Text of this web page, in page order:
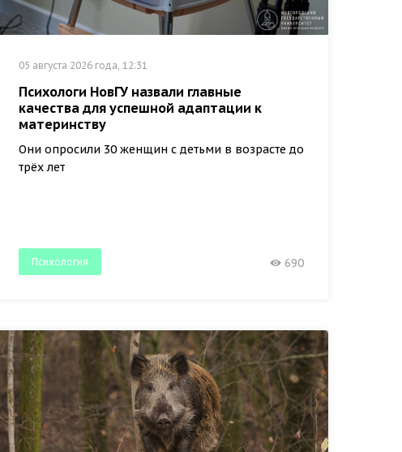
05 августа 2026 года, 12:31
Психологи НовГУ назвали главные
качества для успешной адаптации к
материнству
Они опросили 30 женщин с детьми в возрасте до
трёх лет
Психология 690